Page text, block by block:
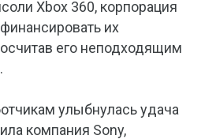
Xbox 360, корпорация
их
его неподходящим
улыбнулась удача
компания Sony,